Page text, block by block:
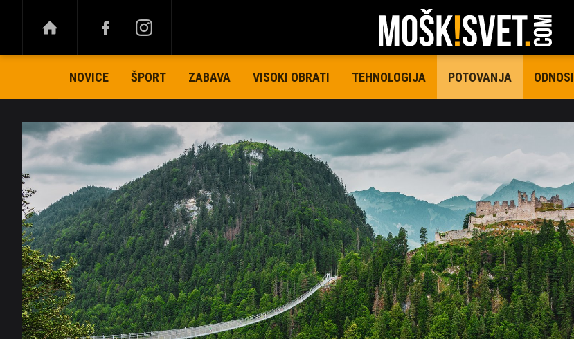
NOVICE ŠPORT ZABAVA VISOKI OBRATI TEHNOLOGIJA POTOVANJA ODNOSI